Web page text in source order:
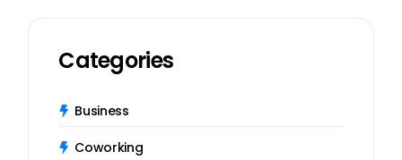
Categories
Business
Coworking